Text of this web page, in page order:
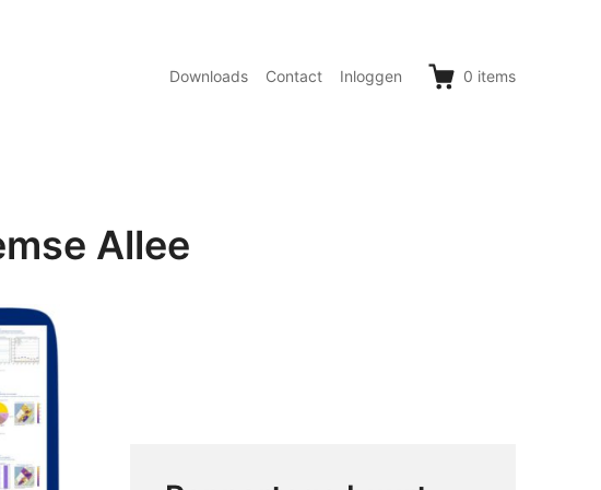
Downloads Contact Inloggen 0 items
Allee